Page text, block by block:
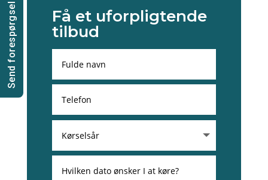
Få et uforpligtende
tilbud
Send forespørgsel